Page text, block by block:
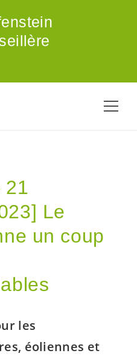
21
Le
un coup
les
éoliennes et